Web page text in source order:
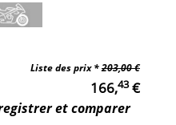
Liste des prix *203,00 €
166,43€
et comparer